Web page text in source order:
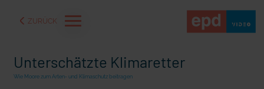
ZURÜCK
Unterschätzte Klimaretter
Wie Moore zum Arten- und Klimaschutz beitragen